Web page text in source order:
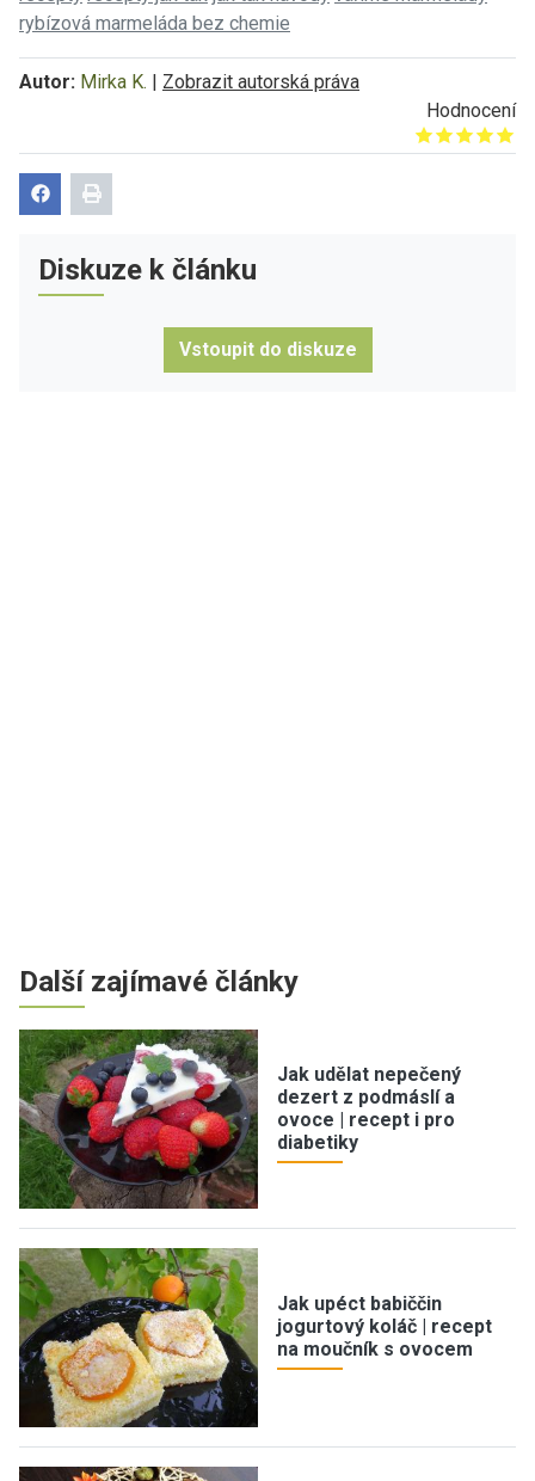
rybízová marmeláda bez chemie
Autor: Mirka K. | Zobrazit autorská práva
Hodnocení
Give it 1/5
Give it 2/5
Give it 3/5
Give it 4/5
Give it 5/5
Diskuze k článku
Vstoupit do diskuze
Další zajímavé články
Jak udělat nepečený
dezert z podmáslí a
ovoce | recept i pro
diabetiky
Jak upéct babiččin
jogurtový koláč | recept
na moučník s ovocem